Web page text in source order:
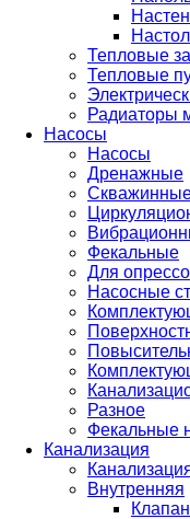
Тепловые
Тепловые
Радиаторы
Насосы
Насосы
Дренажные
Фекальные
Для
Насосные
Разное
Фекальные
Канализация
Внутренняя